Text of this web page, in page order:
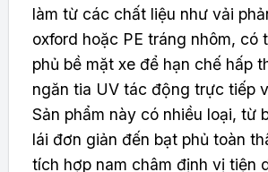
làm từ các chất liệu như vải
oxford hoặc PE tráng nhôm, có
phủ bề mặt xe để hạn chế hấp
ngăn tia UV tác động trực tiếp
Sản phẩm này có nhiều loại, từ
lái đơn giản đến bạt phủ toàn
tích hợp nam châm định vị tiện